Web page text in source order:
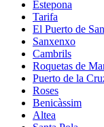
Estepona
Tarifa
El Puerto de
Sanxenxo
Cambrils
Roquetas de
Puerto de la
Roses
Benicàssim
Altea